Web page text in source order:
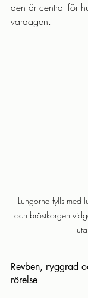
den är central för
vardagen.
Lungorna fylls med
och bröstkorgen
Revben, ryggrad
rörelse